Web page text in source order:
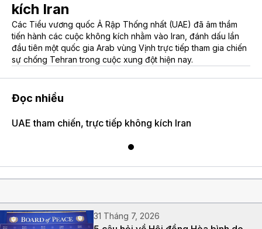
kích Iran
Các Tiểu vương quốc Ả Rập Thống nhất (UAE) đã âm thầm
tiến hành các cuộc không kích nhằm vào Iran, đánh dấu lần
đầu tiên một quốc gia Arab vùng Vịnh trực tiếp tham gia chiến
sự chống Tehran trong cuộc xung đột hiện nay.
Đọc nhiều
UAE tham chiến, trực tiếp không kích Iran
31 Tháng 7, 2026